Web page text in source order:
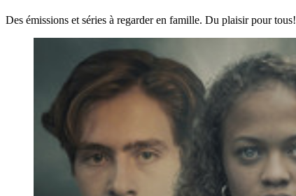
Des émissions et séries à regarder en famille. Du plaisir pour tous!